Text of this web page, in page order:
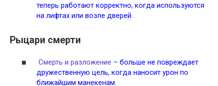
теперь работают корректно, когда используются
на лифтах или возле дверей.
Рыцари смерти
Смерть и разложение – больше не повреждает
дружественную цель, когда наносит урон по
ближайшим манекенам.